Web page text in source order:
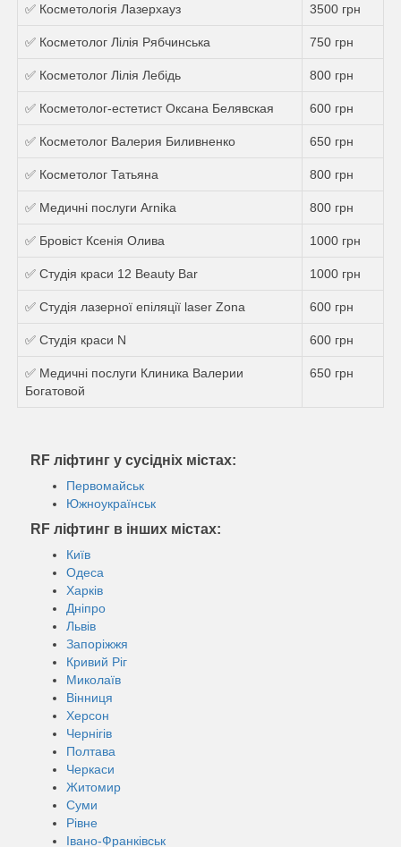
✅ Косметологія Лазерхауз 3500 грн
✅ Косметолог Лілія Рябчинська 750 грн
✅ Косметолог Лілія Лебідь 800 грн
✅ Косметолог-естетист Оксана Белявская 600 грн
✅ Косметолог Валерия Биливненко 650 грн
✅ Косметолог Татьяна 800 грн
✅ Медичні послуги Arnika 800 грн
✅ Бровіст Ксенія Олива 1000 грн
✅ Студія краси 12 Beauty Bar 1000 грн
✅ Студія лазерної епіляції laser Zona 600 грн
✅ Студія краси N 600 грн
✅ Медичні послуги Клиника Валерии
Богатовой
650 грн
RF ліфтинг у сусідніх містах:
Первомайськ
Южноукраїнськ
RF ліфтинг в інших містах:
Київ
Одеса
Харків
Дніпро
Львів
Запоріжжя
Кривий Ріг
Миколаїв
Вінниця
Херсон
Чернігів
Полтава
Черкаси
Житомир
Суми
Рівне
Івано-Франківськ